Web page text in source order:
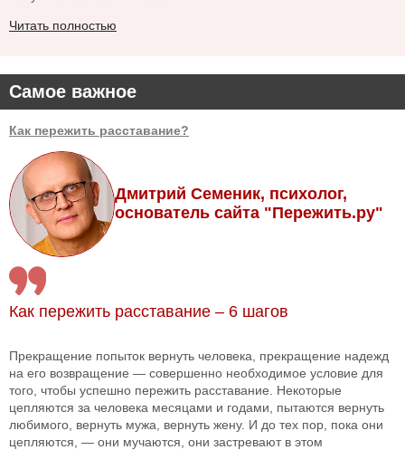
Самое важное
Как пережить расставание?
Дмитрий Семеник, психолог,
основатель сайта "Пережить.ру"
Как пережить расставание – 6 шагов
Прекращение попыток вернуть человека, прекращение надежд
на его возвращение — совершенно необходимое условие для
того, чтобы успешно пережить расставание. Некоторые
цепляются за человека месяцами и годами, пытаются вернуть
любимого, вернуть мужа, вернуть жену. И до тех пор, пока они
цепляются, — они мучаются, они застревают в этом
Читать полностью